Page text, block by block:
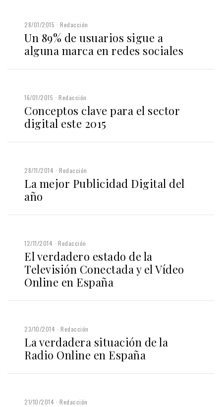
28/01/2015 Redacción
Un 89% de usuarios sigue a
alguna marca en redes sociales
16/01/2015 Redacción
Conceptos clave para el sector
digital este 2015
28/11/2014 Redacción
La mejor Publicidad Digital del
año
12/11/2014 Redacción
El verdadero estado de la
Televisión Conectada y el Vídeo
Online en España
23/10/2014 Redacción
La verdadera situación de la
Radio Online en España
21/10/2014 Redacción